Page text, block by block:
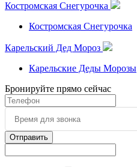
Костромская Снегурочка
Костромская Снегурочка
Карельский Дед Мороз
Карельские Деды Морозы
Бронируйте прямо сейчас
Отправить